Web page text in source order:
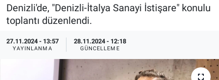
Denizli'de, "Denizli-İtalya Sanayi İstişare" konulu
toplantı düzenlendi.
27.11.2024 - 13:57
YAYINLANMA
28.11.2024 - 12:18
GÜNCELLEME
Gündem
Magazin
Son Dakika Haberleri